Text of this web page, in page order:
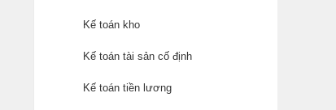
Kế toán kho
Kế toán tài sản cố định
Kế toán tiền lương